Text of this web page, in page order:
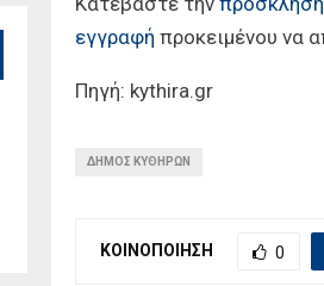
εγγραφή προκειμένου να
Πηγή: kythira.gr
ΔΗΜΟΣ ΚΥΘΗΡΩΝ
ΚΟΙΝΟΠΟΙΗΣΗ 0